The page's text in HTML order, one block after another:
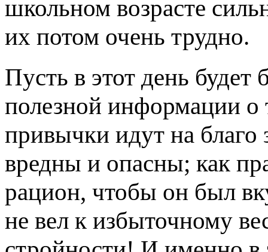
школьном возрасте
их потом очень трудно.
Пусть в этот день
полезной информации
привычки идут на благо
вредны и опасны; как
рацион, чтобы он был
не вел к избыточному